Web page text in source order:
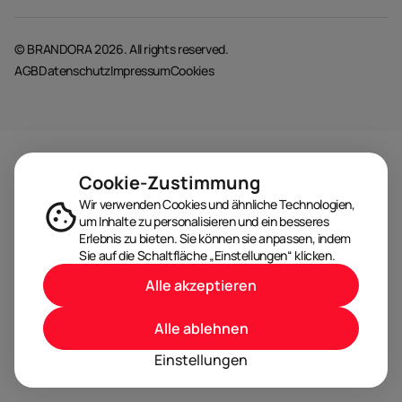
© BRANDORA 2026. All rights reserved.
AGBDatenschutzImpressumCookies
Cookie-Zustimmung
Wir verwenden Cookies und ähnliche Technologien,
um Inhalte zu personalisieren und ein besseres
Erlebnis zu bieten. Sie können sie anpassen, indem
Sie auf die Schaltfläche „Einstellungen“ klicken.
Einstellungen
Alle ablehnen
Alle akzeptieren